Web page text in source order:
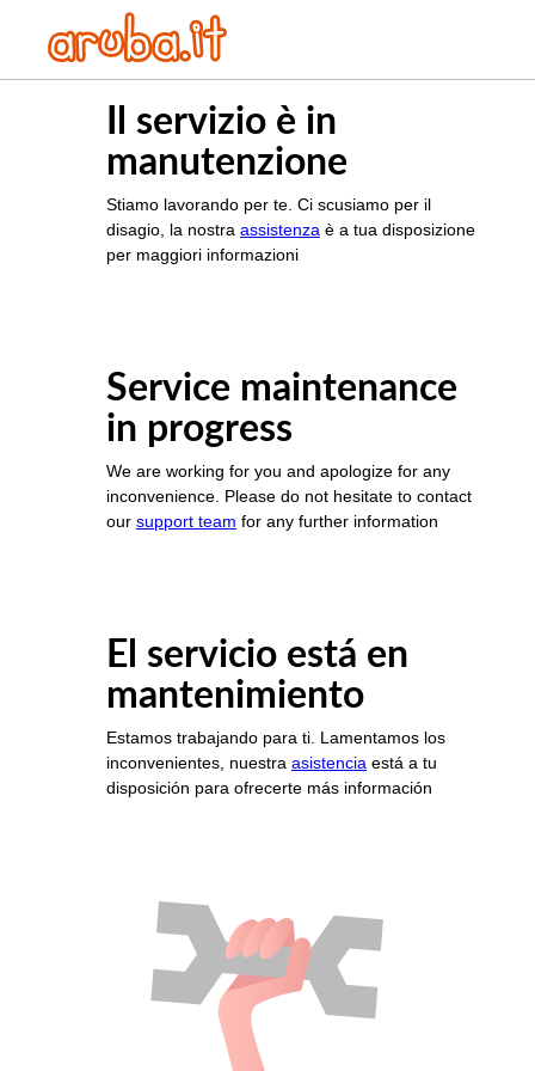
Il servizio è in
manutenzione
Stiamo lavorando per te. Ci scusiamo per il
disagio, la nostra assistenza è a tua disposizione
per maggiori informazioni
Service maintenance
in progress
We are working for you and apologize for any
inconvenience. Please do not hesitate to contact
our support team for any further information
El servicio está en
mantenimiento
Estamos trabajando para ti. Lamentamos los
inconvenientes, nuestra asistencia está a tu
disposición para ofrecerte más información